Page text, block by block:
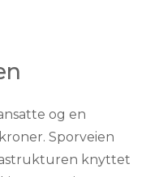
og en
Sporveien
knyttet